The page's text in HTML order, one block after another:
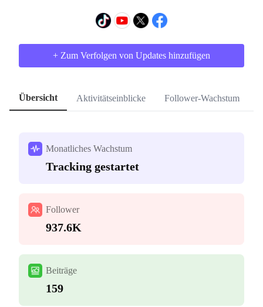
+ Zum Verfolgen von Updates hinzufügen
Übersicht Aktivitätseinblicke Follower-Wachstum
Monatliches Wachstum
Tracking gestartet
Follower
937.6K
Beiträge
159